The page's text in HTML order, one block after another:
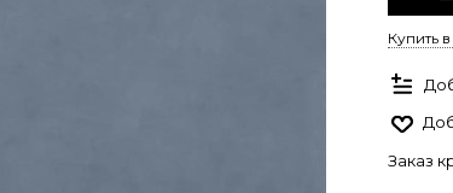
Купить
Заказ